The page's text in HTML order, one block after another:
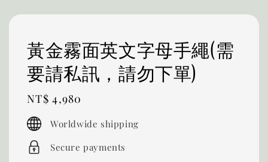
黃金霧面英文字母手繩(需
要請私訊，請勿下單)
Regular
price
NT$ 4,980
Worldwide shipping
Secure payments